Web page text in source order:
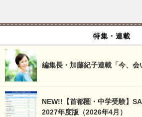
特集・連載
編集長・加藤紀子連載「今、会
NEW!!【首都圏・中学受験】
2027年度版（2026年4月）